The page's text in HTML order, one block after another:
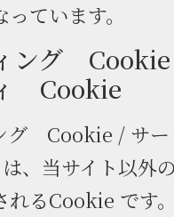
ています。
ング Cookie
Cookie
グ Cookie / サー
、当サイト以外
れるCookie です